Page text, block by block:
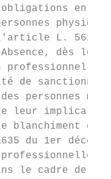
obligations en
L. 561-2
Absence, dès
professionnelle
de sanctionner
personnes
implication
blanchiment
du 1er
le cadre des